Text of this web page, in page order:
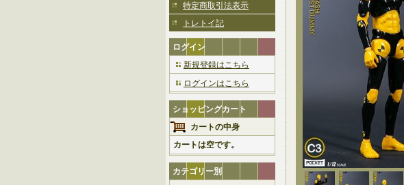
特定商取引法表示
トレトイ記
ログイン
新規登録はこちら
ログインはこちら
ショッピングカート
カートの中身
カートは空です。
カテゴリー別